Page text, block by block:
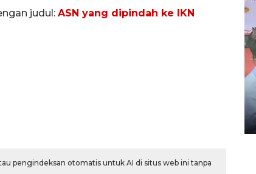
judul: ASN yang dipindah ke IKN
pengindeksan otomatis untuk AI di situs web ini tanpa